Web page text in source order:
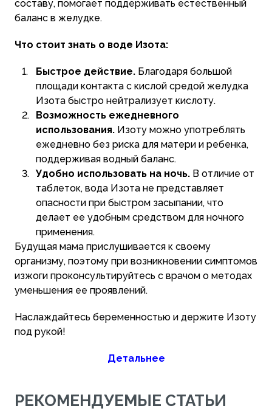
составу, помогает поддерживать естественный
баланс в желудке.
Что стоит знать о воде Изота:
Быстрое действие. Благодаря большой
площади контакта с кислой средой желудка
Изота быстро нейтрализует кислоту.
Возможность ежедневного
использования. Изоту можно употреблять
ежедневно без риска для матери и ребенка,
поддерживая водный баланс.
Удобно использовать на ночь. В отличие от
таблеток, вода Изота не представляет
опасности при быстром засыпании, что
делает ее удобным средством для ночного
применения.
Будущая мама прислушивается к своему
организму, поэтому при возникновении симптомов
изжоги проконсультируйтесь с врачом о методах
уменьшения ее проявлений.
Наслаждайтесь беременностью и держите Изоту
под рукой!
Детальнее
РЕКОМЕНДУЕМЫЕ СТАТЬИ